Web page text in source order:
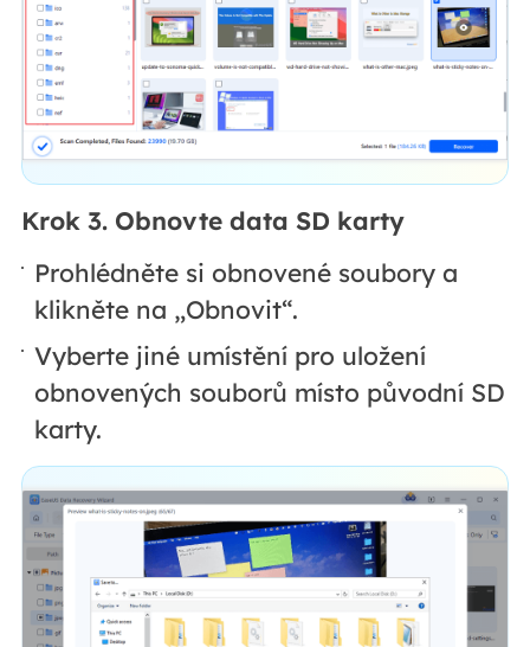
Krok 3. Obnovte data SD karty
Prohlédněte si obnovené soubory a
klikněte na „Obnovit“.
Vyberte jiné umístění pro uložení
obnovených souborů místo původní SD
karty.